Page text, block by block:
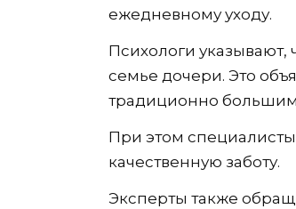
ежедневному уходу.
Психологи
семье дочери. Это
традиционно
При этом
качественную заботу.
Эксперты также